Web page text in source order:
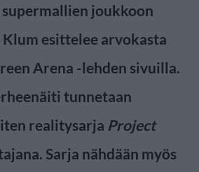
joukkoon
esittelee arvokasta
Arena -lehden sivuilla.
tunnetaan
realitysarja Project
Sarja nähdään myös